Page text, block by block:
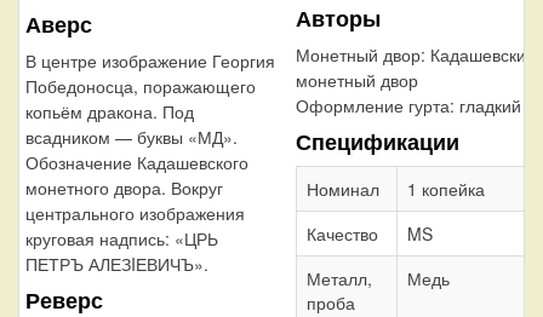
Аверс
В центре изображение Георгия
Победоносца, поражающего
копьём дракона. Под
всадником — буквы «МД».
Обозначение Кадашевского
монетного двора. Вокруг
центрального изображения
круговая надпись: «ЦРЬ
ПЕТРЪ АЛЕЗIЕВИЧЪ».
Реверс
Авторы
Монетный двор: Кадашевский
монетный двор
Оформление гурта: гладкий
Спецификации
Номинал
1 копейка
Качество
MS
Металл,
проба
Медь